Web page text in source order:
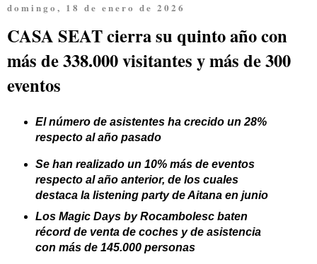
domingo, 18 de enero de 2026
CASA SEAT cierra su quinto año con
más de 338.000 visitantes y más de 300
eventos
El número de asistentes ha crecido un 28%
respecto al año pasado
Se han realizado un 10% más de eventos
respecto al año anterior, de los cuales
destaca la listening party de Aitana en junio
Los Magic Days by Rocambolesc baten
récord de venta de coches y de asistencia
con más de 145.000 personas